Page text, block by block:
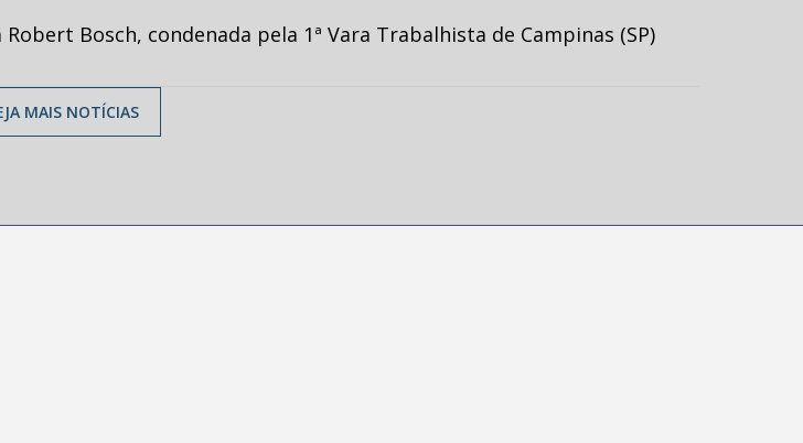
Bosch, condenada pela 1ª Vara Trabalhista de Campinas (SP)
MAIS NOTÍCIAS